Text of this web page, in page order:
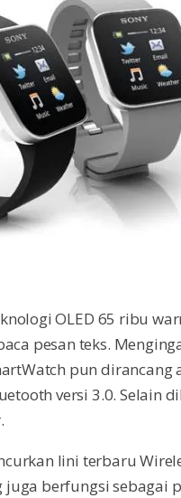
OLED 65 ribu
pesan teks.
pun
versi 3.0. Selain
lini terbaru
juga berfungsi